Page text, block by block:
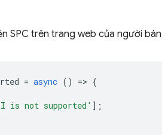
SPC trên trang web của người
= async () => {
is not supported' ];